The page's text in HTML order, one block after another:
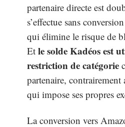
partenaire directe est
s’effectue sans
qui élimine le risque de
Et le solde Kadéos est
restriction de catégorie
partenaire,
qui impose ses propres
La conversion vers